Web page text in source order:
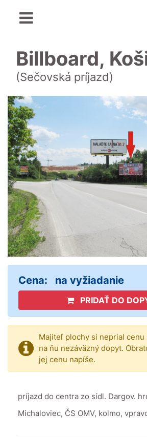
Billboard,
(Sečovská príjazd)
Cena: na vyžiadanie
PRIDAŤ DO
Majiteľ plochy si neprial cenu
na ňu nezáväzný dopyt.
jej cenu napíše.
príjazd do centra zo sídl. Dargov.
Michaloviec, ČS OMV, kolmo,